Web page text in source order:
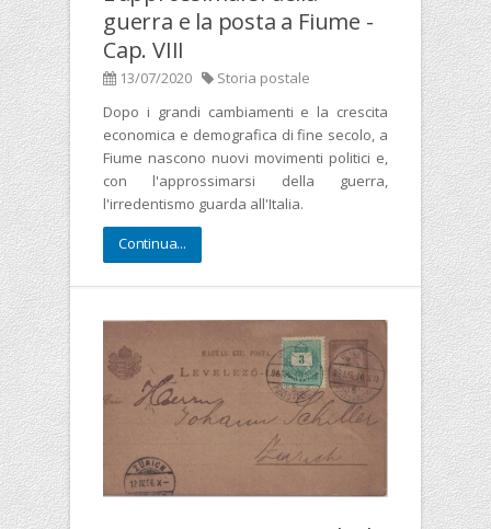
guerra e la posta a Fiume -
Cap. VIII
13/07/2020
Storia postale
Dopo i grandi cambiamenti e la crescita
economica e demografica di fine secolo, a
Fiume nascono nuovi movimenti politici e,
con l'approssimarsi della guerra,
l'irredentismo guarda all'Italia.
Continua...